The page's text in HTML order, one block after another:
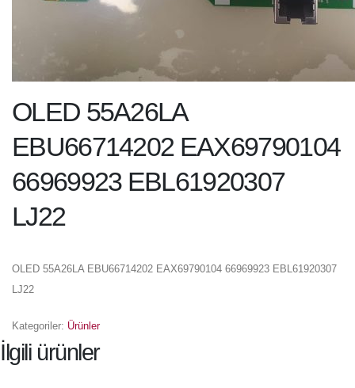
OLED 55A26LA
EBU66714202 EAX69790104
66969923 EBL61920307
LJ22
OLED 55A26LA EBU66714202 EAX69790104 66969923 EBL61920307
LJ22
Kategoriler: Ürünler
İlgili ürünler